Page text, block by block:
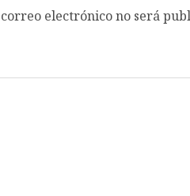
electrónico no será